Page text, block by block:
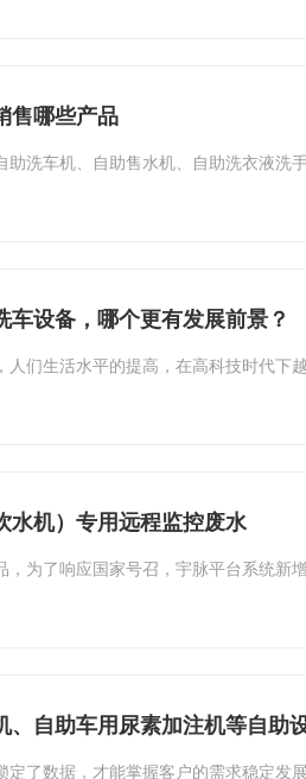
售哪些产品
助洗车机、自助售水机、自助洗衣液
车设备，哪个更有发展前景？
人们生活水平的提高，在高科技时代
水机）专用远程监控废水
，为了响应国家号召，宇脉平台系统
、自助车用尿素加注机等自助
定了数据，才能掌握客户的需求稳定